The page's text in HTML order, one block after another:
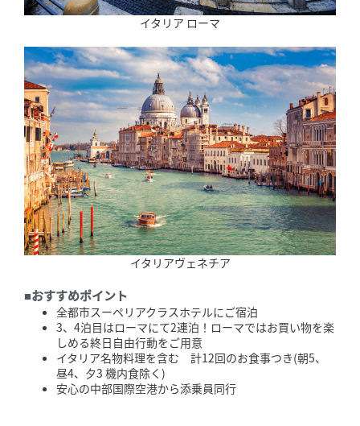
イタリア ローマ
イタリアヴェネチア
■おすすめポイント
全都市スーペリアクラスホテルにご宿泊
3、4泊目はローマにて2連泊！ローマではお買い物を楽
しめる終日自由行動をご用意
イタリア名物料理を含む 計12回のお食事つき(朝5、
昼4、夕3 機内食除く)
安心の中部国際空港から添乗員同行